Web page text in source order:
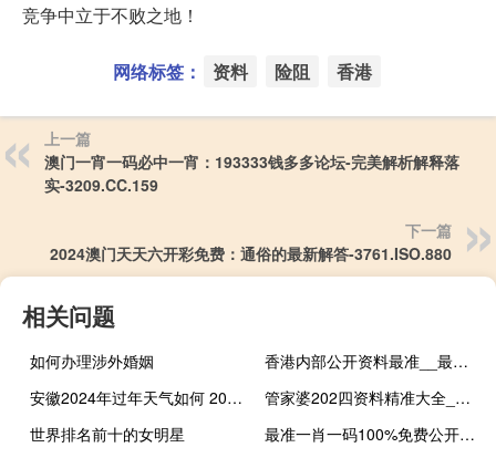
竞争中立于不败之地！
网络标签： 资料 险阻 香港
上一篇
澳门一宵一码必中一宵：193333钱多多论坛-完美解析解释落
实-3209.CC.159
下一篇
2024澳门天天六开彩免费：通俗的最新解答-3761.ISO.880
相关问题
如何办理涉外婚姻
香港内部公开资料最准__最经典的诗意解释落实-540.CC.28
安徽2024年过年天气如何 2024年除夕图片最新
管家婆202四资料精准大全_百度人工智能_安卓版636.64.995
世界排名前十的女明星
最准一肖一码100%免费公开_智能AI深度解析_爱采购版v47.08.716